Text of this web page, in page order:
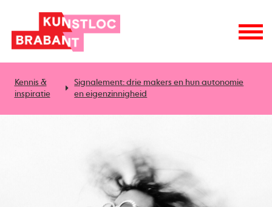
Kennis &
inspiratie
Signalement: drie makers en hun autonomie
en eigenzinnigheid